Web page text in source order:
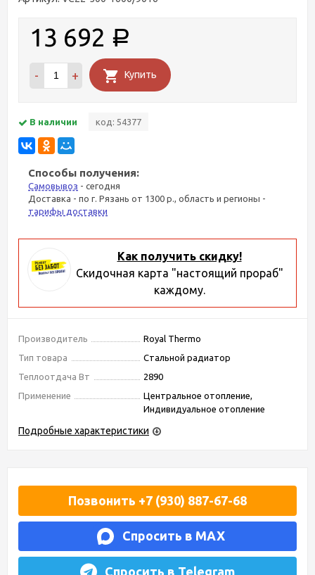
13 692 Р
- + Купить
В наличии код: 54377
Способы получения:
Самовывоз - сегодня
Доставка - по г. Рязань от 1300 р., область и регионы -
тарифы доставки
Как получить скидку!
Скидочная карта "настоящий прораб"
каждому.
Производитель
Royal Thermo
Тип товара
Стальной радиатор
Теплоотдача Вт
2890
Применение
Центральное отопление,
Индивидуальное отопление
Подробные характеристики
Позвонить +7 (930) 887-67-68
Спросить в MAX
Спросить в Telegram